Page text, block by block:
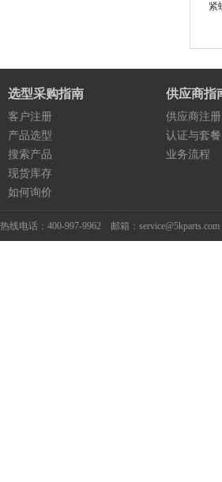
紧
选型采购指南
客户注册
产品选型
搜索产品
现货库存
如何询价
供应商指
供应商注册
认证与套餐
业务流程
热线电话：400-997-9962 邮箱：service@5kparts.com